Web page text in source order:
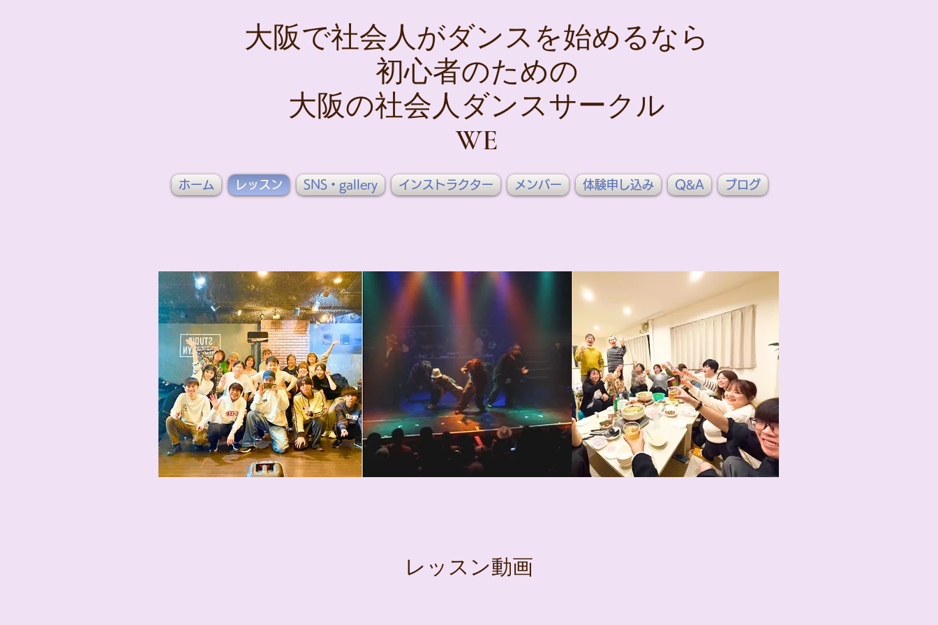
大阪で社会人がダンスを始めるなら
初心者のための
大阪の社会人ダンスサークル
WE
ホーム レッスン SNS・gallery インストラクター メンバー 体験申し込み Q&A ブログ
レッスン動画